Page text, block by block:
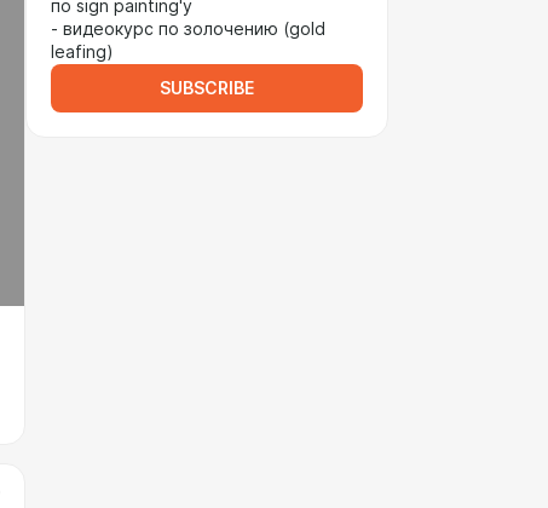
по sign painting'у
- видеокурс по золочению (gold
leafing)
SUBSCRIBE